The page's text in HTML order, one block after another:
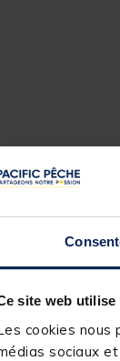
site web utilise
cookies
sociaux
avec embout